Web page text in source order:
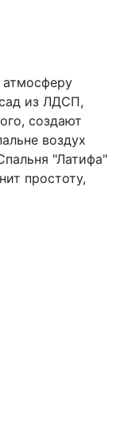
атмосферу
из ЛДСП,
создают
воздух
"Латифа"
простоту,